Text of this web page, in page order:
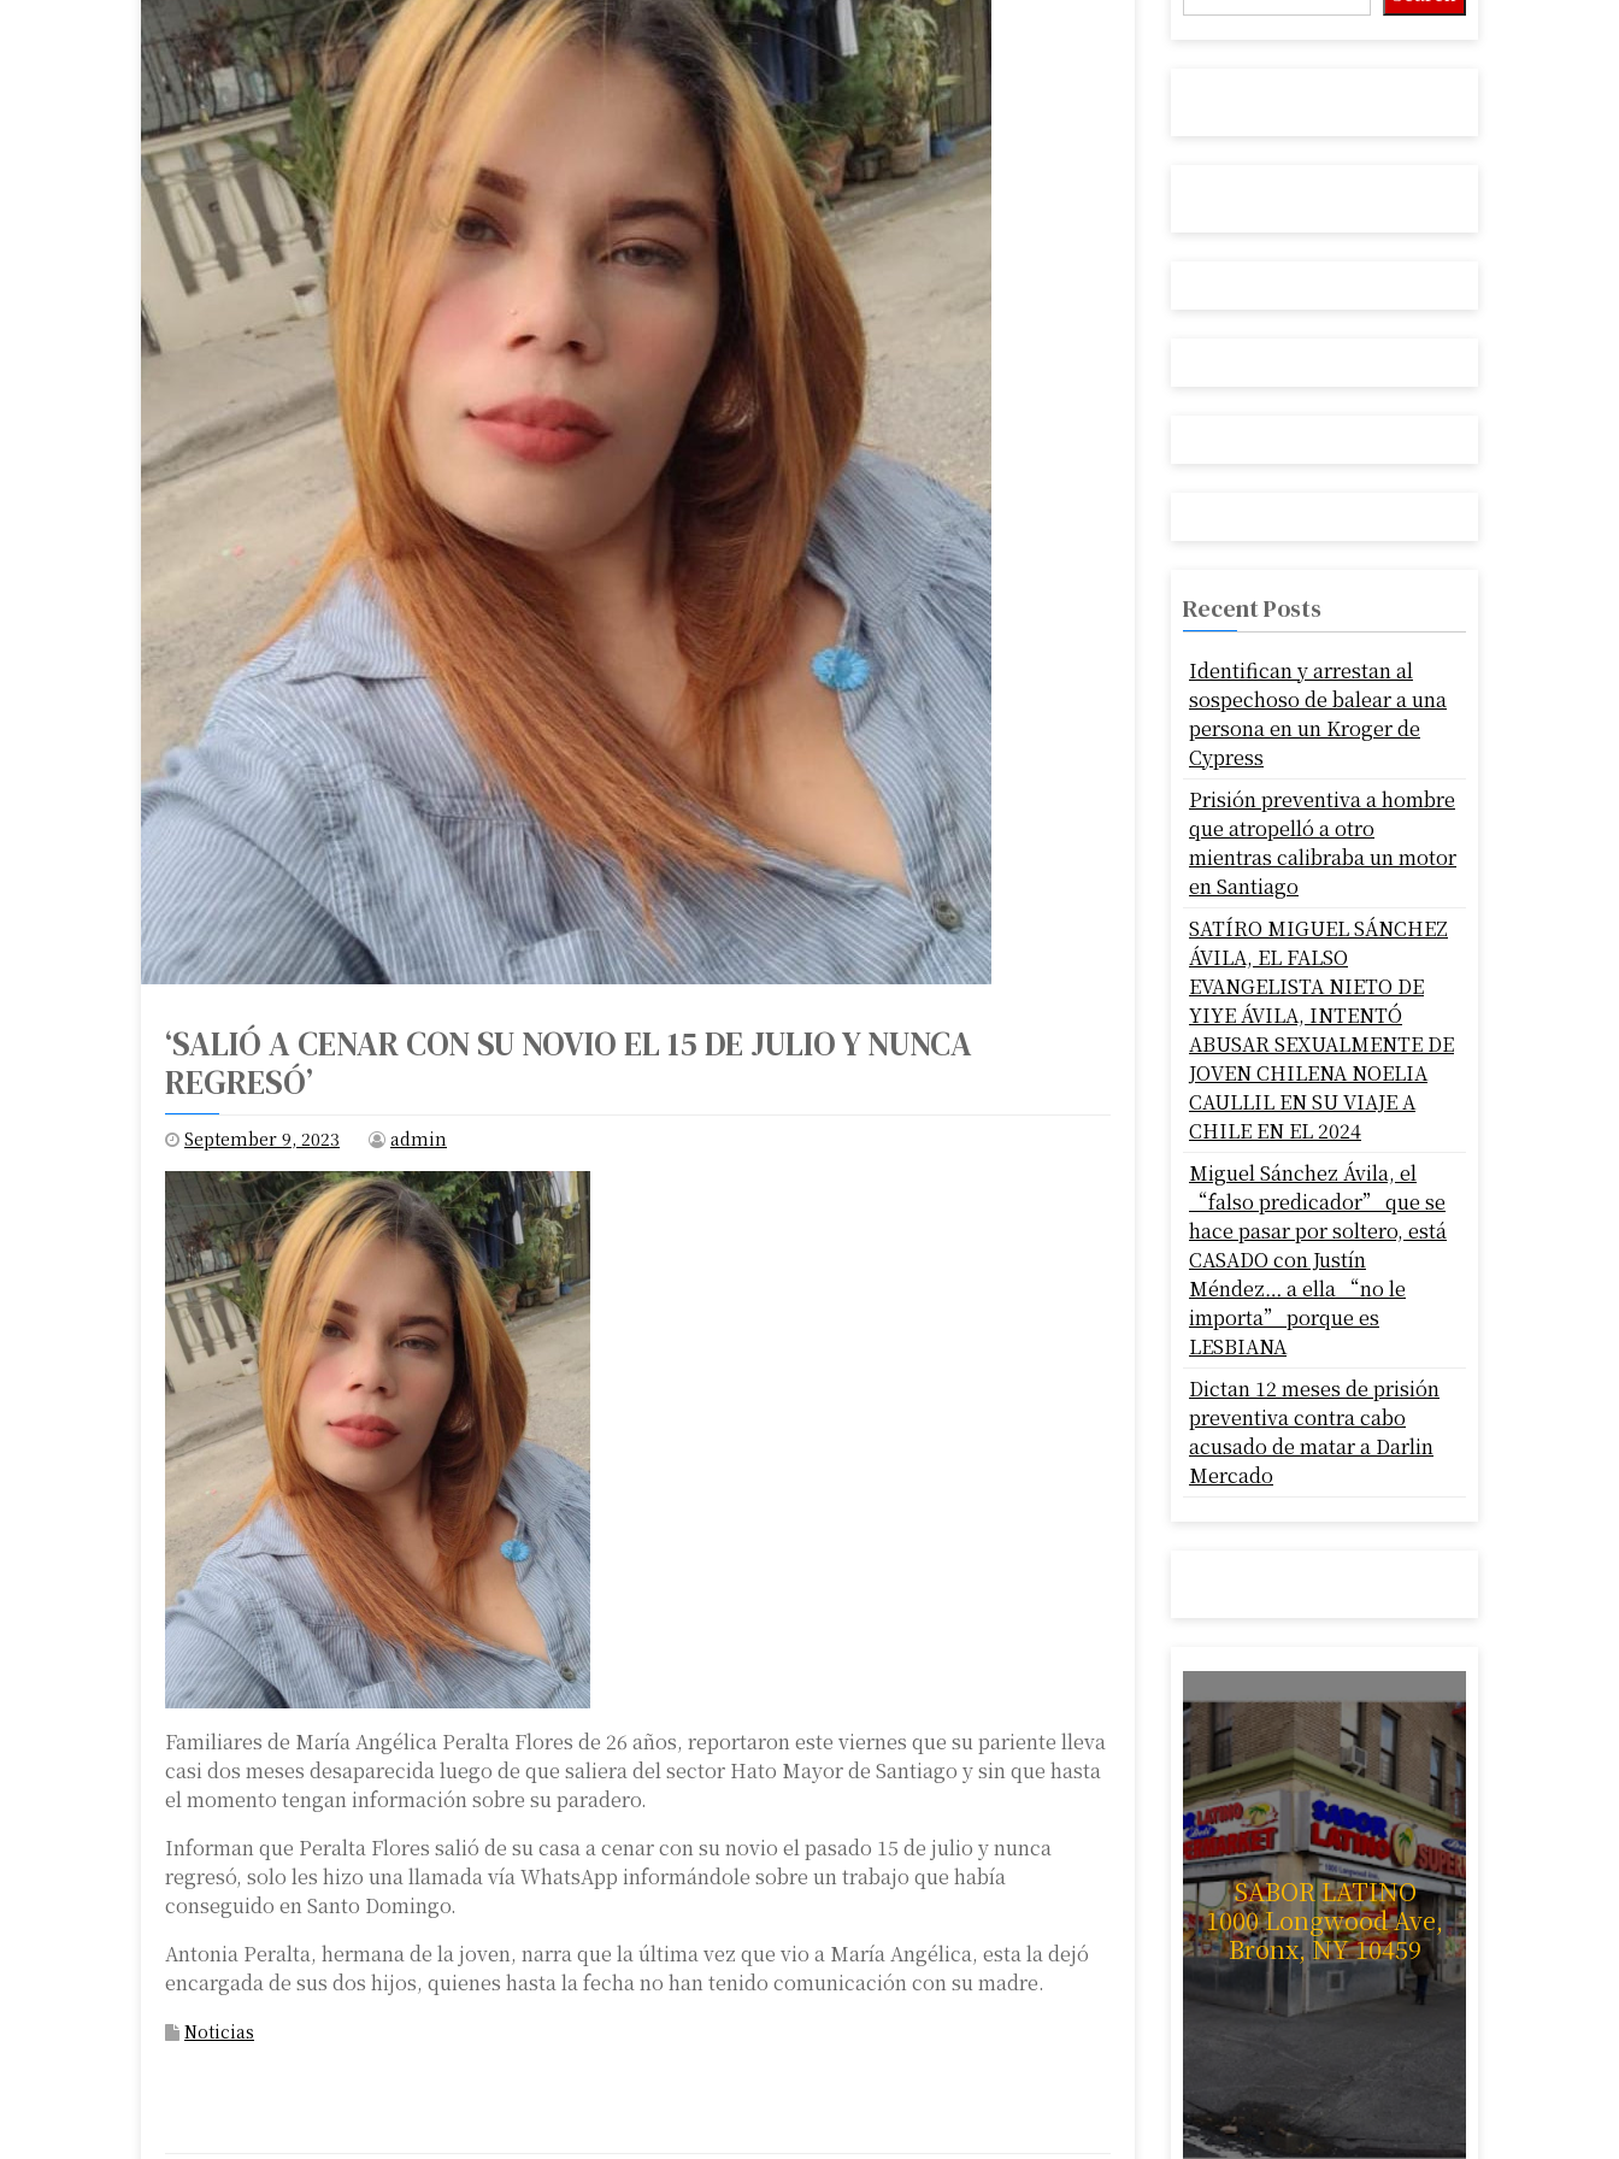
‘SALIÓ A CENAR CON SU NOVIO EL 15 DE JULIO Y NUNCA
REGRESÓ’
September 9, 2023 admin
Familiares de María Angélica Peralta Flores de 26 años, reportaron este viernes que su pariente lleva
casi dos meses desaparecida luego de que saliera del sector Hato Mayor de Santiago y sin que hasta
el momento tengan información sobre su paradero.
Informan que Peralta Flores salió de su casa a cenar con su novio el pasado 15 de julio y nunca
regresó, solo les hizo una llamada vía WhatsApp informándole sobre un trabajo que había
conseguido en Santo Domingo.
Antonia Peralta, hermana de la joven, narra que la última vez que vio a María Angélica, esta la dejó
encargada de sus dos hijos, quienes hasta la fecha no han tenido comunicación con su madre.
Noticias
Recent Posts
Identifican y arrestan al
sospechoso de balear a una
persona en un Kroger de
Cypress
Prisión preventiva a hombre
que atropelló a otro
mientras calibraba un motor
en Santiago
SATÍRO MIGUEL SÁNCHEZ
ÁVILA, EL FALSO
EVANGELISTA NIETO DE
YIYE ÁVILA, INTENTÓ
ABUSAR SEXUALMENTE DE
JOVEN CHILENA NOELIA
CAULLIL EN SU VIAJE A
CHILE EN EL 2024
Miguel Sánchez Ávila, el
“falso predicador” que se
hace pasar por soltero, está
CASADO con Justín
Méndez… a ella “no le
importa” porque es
LESBIANA
Dictan 12 meses de prisión
preventiva contra cabo
acusado de matar a Darlin
Mercado
SABOR LATINO
1000 Longwood Ave,
Bronx, NY 10459